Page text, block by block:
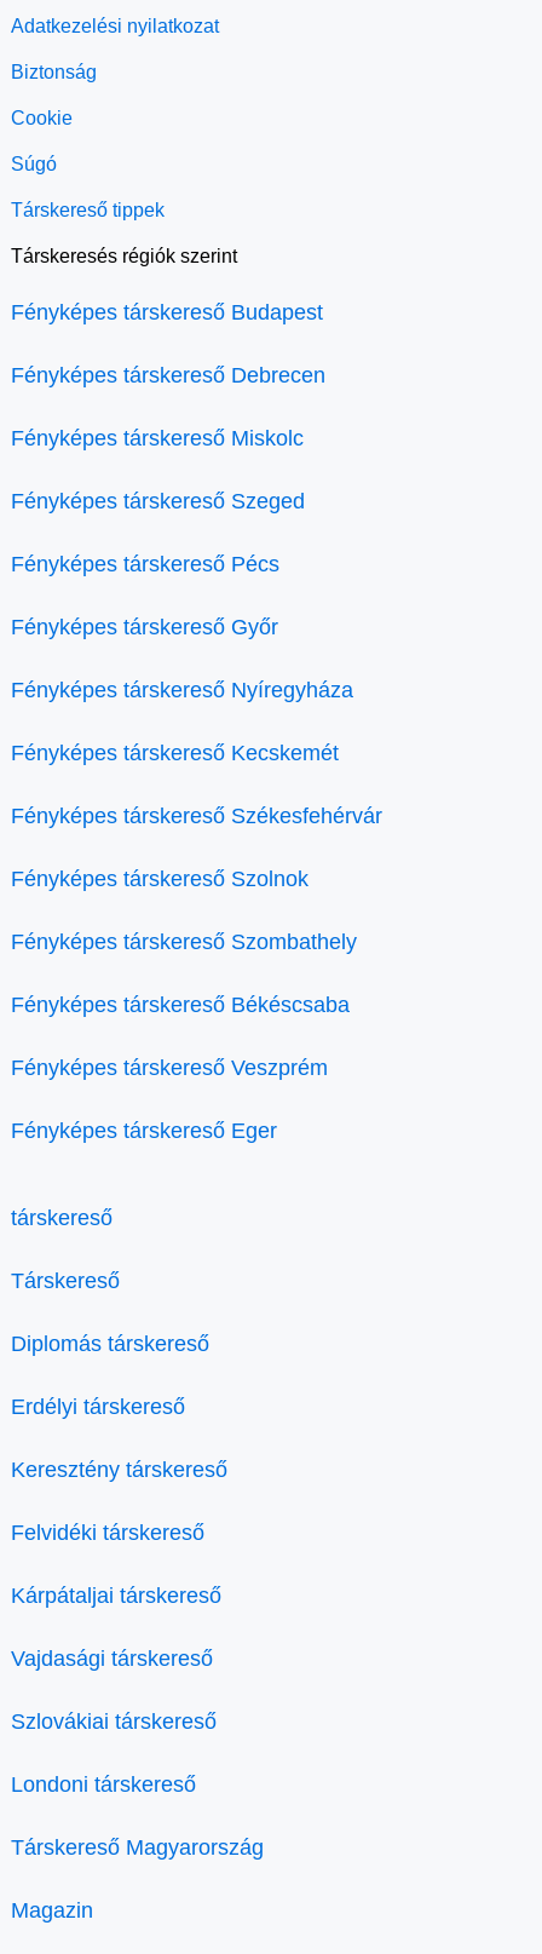
Adatkezelési nyilatkozat
Biztonság
Cookie
Súgó
Társkereső tippek
Társkeresés régiók szerint
Fényképes társkereső Budapest
Fényképes társkereső Debrecen
Fényképes társkereső Miskolc
Fényképes társkereső Szeged
Fényképes társkereső Pécs
Fényképes társkereső Győr
Fényképes társkereső Nyíregyháza
Fényképes társkereső Kecskemét
Fényképes társkereső Székesfehérvár
Fényképes társkereső Szolnok
Fényképes társkereső Szombathely
Fényképes társkereső Békéscsaba
Fényképes társkereső Veszprém
Fényképes társkereső Eger
társkereső
Társkereső
Diplomás társkereső
Erdélyi társkereső
Keresztény társkereső
Felvidéki társkereső
Kárpátaljai társkereső
Vajdasági társkereső
Szlovákiai társkereső
Londoni társkereső
Társkereső Magyarország
Magazin